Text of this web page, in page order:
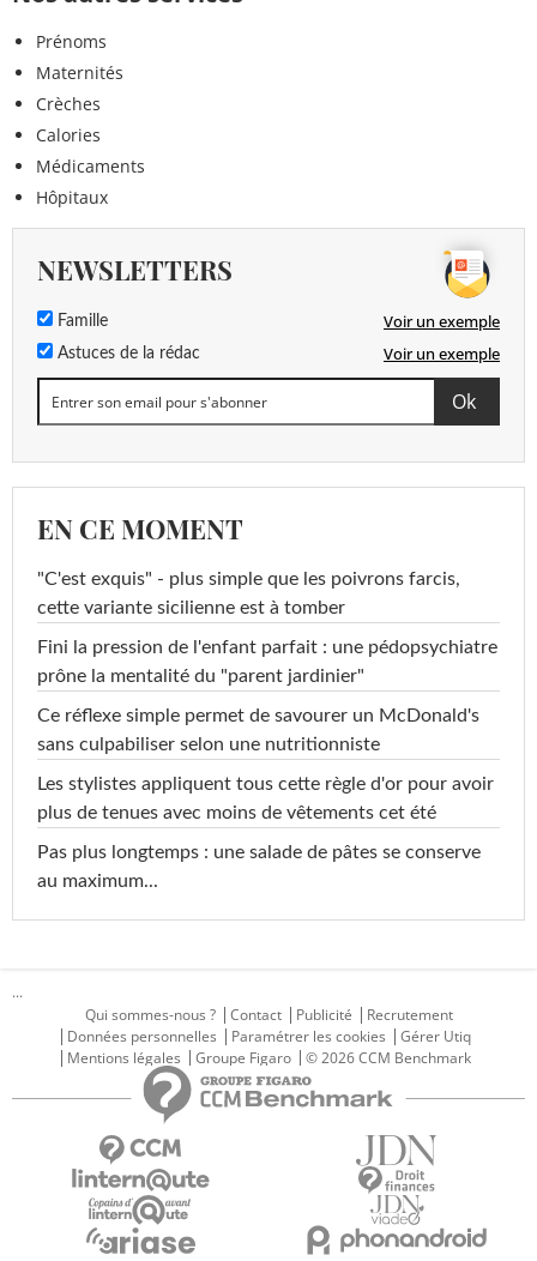
Prénoms
Maternités
Crèches
Calories
Médicaments
Hôpitaux
NEWSLETTERS
Famille Voir un exemple
Astuces de la rédac Voir un exemple
EN CE MOMENT
"C'est exquis" - plus simple que les poivrons farcis,
cette variante sicilienne est à tomber
Fini la pression de l'enfant parfait : une pédopsychiatre
prône la mentalité du "parent jardinier"
Ce réflexe simple permet de savourer un McDonald's
sans culpabiliser selon une nutritionniste
Les stylistes appliquent tous cette règle d'or pour avoir
plus de tenues avec moins de vêtements cet été
Pas plus longtemps : une salade de pâtes se conserve
au maximum...
...
Qui sommes-nous ?
Contact Publicité
Recrutement
Données personnelles
Paramétrer les cookies
Gérer Utiq
Mentions légales
Groupe Figaro © 2026 CCM Benchmark